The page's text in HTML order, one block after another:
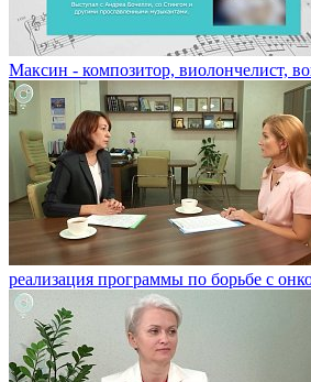
Максин - композитор, виолончелист,
реализация программы по борьбе с